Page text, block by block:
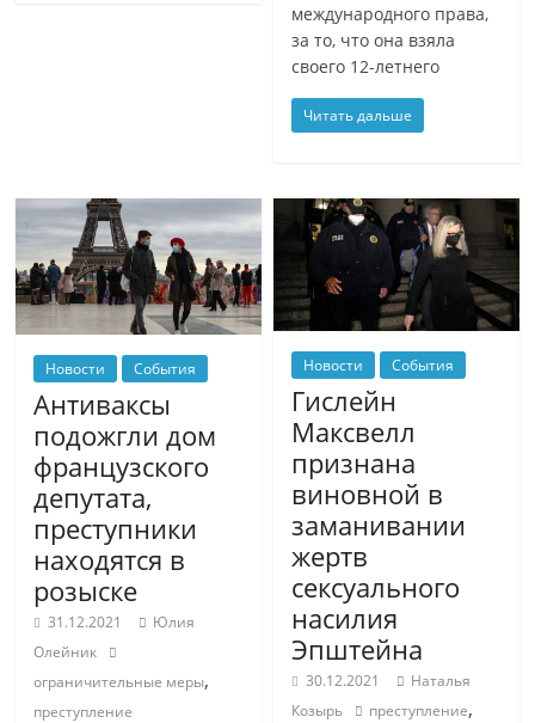
международного права,
за то, что она взяла
своего 12-летнего
Читать дальше
Новости События
Антиваксы
подожгли дом
французского
депутата,
преступники
находятся в
розыске
31.12.2021
Юлия
Олейник
ограничительные меры,
преступление
Новости События
Гислейн
Максвелл
признана
виновной в
заманивании
жертв
сексуального
насилия
Эпштейна
30.12.2021
Наталья
Козырь
преступление,